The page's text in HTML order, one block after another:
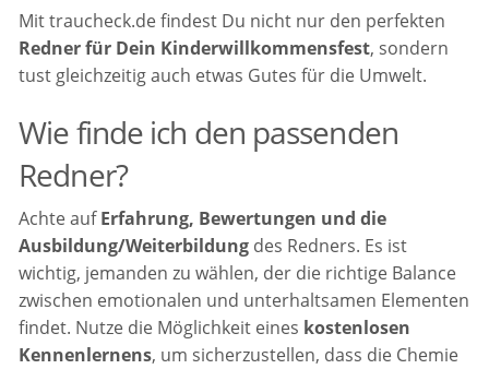
Mit traucheck.de findest Du nicht nur den perfekten
Redner für Dein Kinderwillkommensfest, sondern
tust gleichzeitig auch etwas Gutes für die Umwelt.
Wie finde ich den passenden
Redner?
Achte aufErfahrung, Bewertungen und die
Ausbildung/Weiterbildung des Redners. Es ist
wichtig, jemanden zu wählen, der die richtige Balance
zwischen emotionalen und unterhaltsamen Elementen
findet. Nutze die Möglichkeit eines kostenlosen
Kennenlernens, um sicherzustellen, dass die Chemie